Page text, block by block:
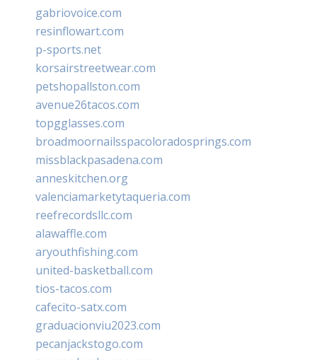
gabriovoice.com
resinflowart.com
p-sports.net
korsairstreetwear.com
petshopallston.com
avenue26tacos.com
topgglasses.com
broadmoornailsspacoloradosprings.com
missblackpasadena.com
anneskitchen.org
valenciamarketytaqueria.com
reefrecordsllc.com
alawaffle.com
aryouthfishing.com
united-basketball.com
tios-tacos.com
cafecito-satx.com
graduacionviu2023.com
pecanjackstogo.com